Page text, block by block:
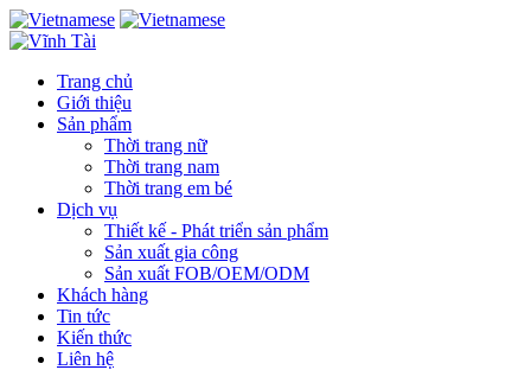
Trang chủ
Giới thiệu
Sản phẩm
Thời trang nữ
Thời trang nam
Thời trang em bé
Dịch vụ
Thiết kế - Phát triển sản phẩm
Sản xuất gia công
Sản xuất FOB/OEM/ODM
Khách hàng
Tin tức
Kiến thức
Liên hệ